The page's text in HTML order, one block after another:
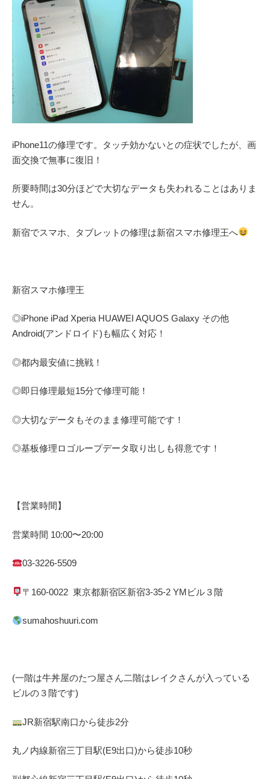
iPhone11の修理です。タッチ効かないとの症状でしたが、画
面交換で無事に復旧！
所要時間は30分ほどで大切なデータも失われることはありま
せん。
新宿でスマホ、タブレットの修理は新宿スマホ修理王へ
新宿スマホ修理王
◎iPhone iPad Xperia HUAWEI AQUOS Galaxy その他
Android(アンドロイド) も幅広く対応！
◎都内最安値に挑戦！
◎即日修理最短15分で修理可能！
◎大切なデータもそのまま修理可能です！
◎基板修理ロゴループデータ取り出しも得意です！
【営業時間】
営業時間 10:00〜20:00
03-3226-5509
〒 160-0022 東京都新宿区新宿3-35-2 YMビル３階
sumahoshuuri.com
(一階は牛丼屋のたつ屋さん二階はレイクさんが入っている
ビルの３階です)
JR新宿駅南口から徒歩2分
丸ノ内線新宿三丁目駅(E9出口)から徒歩10秒